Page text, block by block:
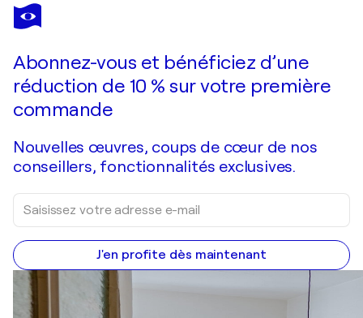
CIELO RINCON
Virgen de Guadalupe
Abonnez-vous et bénéficiez d’une
réduction de 10 % sur votre première
commande
Nouvelles œuvres, coups de cœur de nos
conseillers, fonctionnalités exclusives.
J'en profite dès maintenant